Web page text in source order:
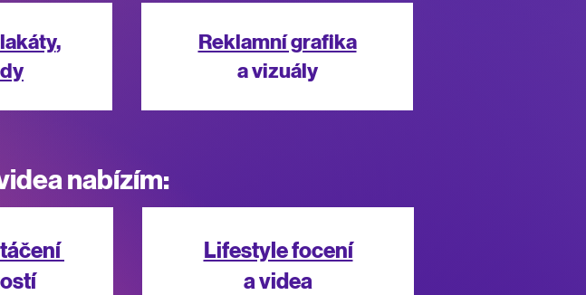
,
Reklamní grafika
a vizuály
nabízím:
Lifestyle focení
a videa